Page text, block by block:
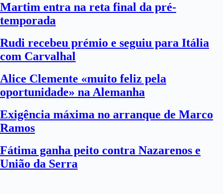
Martim entra na reta final da pré-
temporada
Rudi recebeu prémio e seguiu para Itália
com Carvalhal
Alice Clemente «muito feliz pela
oportunidade» na Alemanha
Exigência máxima no arranque de Marco
Ramos
Fátima ganha peito contra Nazarenos e
União da Serra